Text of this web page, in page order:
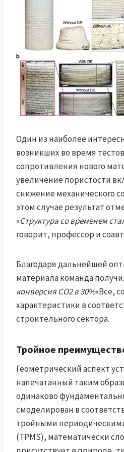
Один из наиболее
возникших во время
сопротивления нового
увеличение пористости
снижение механического
этом случае результат
«Структура со временем
говорит, профессор и
Благодаря дальнейшей
материала команда
конверсия CO2 в 30%«Все,
характеристики в
строительного сектора.
Тройное
Геометрический аспект
напечатанный таким
одинаково
смоделирован в
тройными
(TPMS), математически